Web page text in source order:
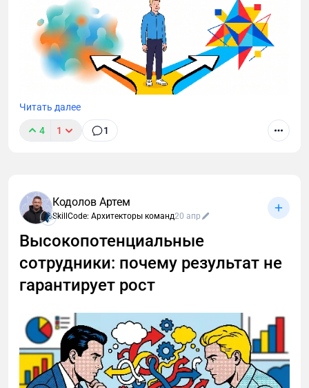
Навык решения проблем часто остаётся
выходит из сбоев. Разбираем, как оценивать этот
навык на разных уровнях и что говорят данные
SkillCode о среднем менеджменте.
Читать далее
4 1 1
Кодолов Артем
SkillCode: Архитекторы команд20 апр
Высокопотенциальные
сотрудники: почему результат не
гарантирует рост